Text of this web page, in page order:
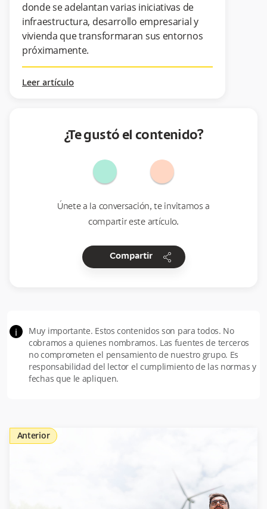
donde se adelantan varias iniciativas de
infraestructura, desarrollo empresarial y
vivienda que transformaran sus entornos
próximamente.
Leer artículo
¿Te gustó el contenido?
Únete a la conversación, te invitamos a
compartir este artículo.
Compartir share
i
Muy importante. Estos contenidos son para todos. No
cobramos a quienes nombramos. Las fuentes de terceros
no comprometen el pensamiento de nuestro grupo. Es
responsabilidad del lector el cumplimiento de las normas y
fechas que le apliquen.
Anterior